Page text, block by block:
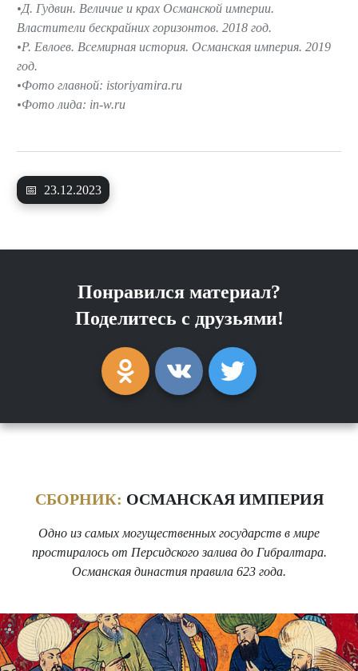
📅 23.12.2023
Д. Гудвин. Величие и крах Османской империи.
Властители бескрайних горизонтов. 2018 год.
Р. Евлоев. Всемирная история. Османская империя. 2019
год.
Фото главной: istoriyamira.ru
Фото лида: in-w.ru
Понравился материал?
Поделитесь с друзьями!
СБОРНИК: ОСМАНСКАЯ ИМПЕРИЯ
Одно из самых могущественных государств в мире
простиралось от Персидского залива до Гибралтара.
Османская династия правила 623 года.